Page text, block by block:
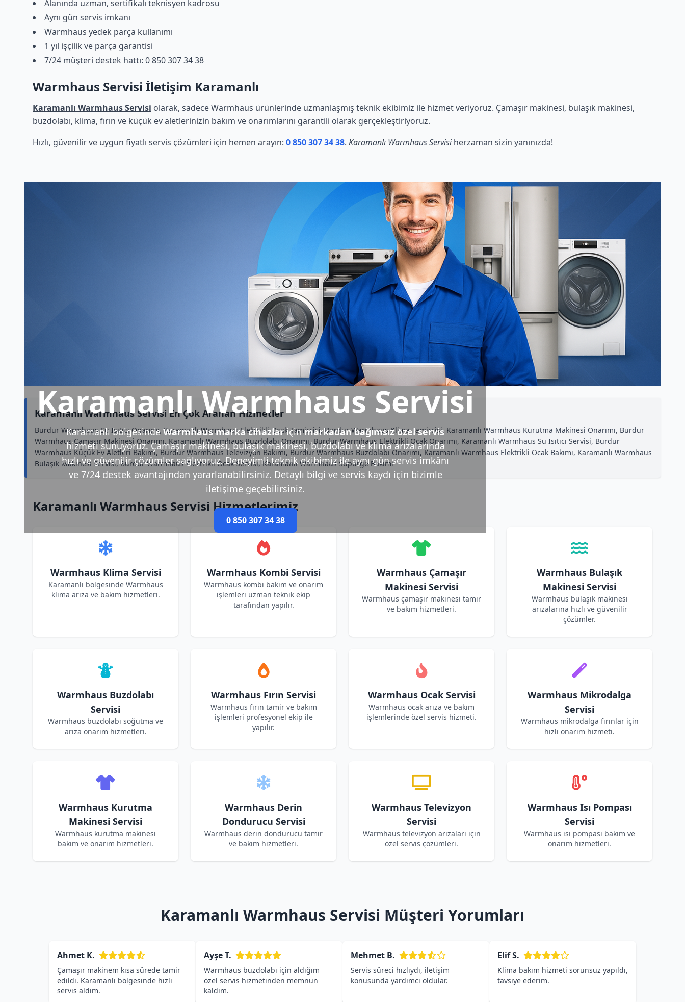
Alanında uzman, sertifikalı teknisyen kadrosu
Aynı gün servis imkanı
Warmhaus yedek parça kullanımı
1 yıl işçilik ve parça garantisi
7/24 müşteri destek hattı: 0 850 307 34 38
Warmhaus Servisi İletişim Karamanlı
Karamanlı Warmhaus Servisi olarak, sadece Warmhaus ürünlerinde uzmanlaşmış teknik ekibimiz ile hizmet veriyoruz. Çamaşır makinesi, bulaşık makinesi,
buzdolabı, klima, fırın ve küçük ev aletlerinizin bakım ve onarımlarını garantili olarak gerçekleştiriyoruz.
Hızlı, güvenilir ve uygun fiyatlı servis çözümleri için hemen arayın: 0 850 307 34 38. Karamanlı Warmhaus Servisiherzaman sizin yanınızda!
Karamanlı Warmhaus Servisi
Karamanlı bölgesindeWarmhaus marka cihazlariçinmarkadan bağımsız özel servis
hizmeti sunuyoruz. Çamaşır makinesi, bulaşık makinesi, buzdolabı ve klima arızalarında
hızlı ve güvenilir çözümler sağlıyoruz. Deneyimli teknik ekibimiz ile aynı gün servis imkânı
ve 7/24 destek avantajından yararlanabilirsiniz. Detaylı bilgi ve servis kaydı için bizimle
iletişime geçebilirsiniz.
0 850 307 34 38
Karamanlı Warmhaus Servisi En Çok Aranan Hizmetler
Burdur Warmhaus Su Isıtıcı Onarımı, Karamanlı Warmhaus Elektrikli Ocak Tamircisi, Burdur Warmhaus Klima Tamircisi, Karamanlı Warmhaus Kurutma Makinesi Onarımı, Burdur
Warmhaus Çamaşır Makinesi Onarımı, Karamanlı Warmhaus Buzdolabı Onarımı, Burdur Warmhaus Elektrikli Ocak Onarımı, Karamanlı Warmhaus Su Isıtıcı Servisi, Burdur
Warmhaus Küçük Ev Aletleri Bakımı, Burdur Warmhaus Televizyon Bakımı, Burdur Warmhaus Buzdolabı Onarımı, Karamanlı Warmhaus Elektrikli Ocak Bakımı, Karamanlı Warmhaus
Bulaşık Makinesi Servisi, Burdur Warmhaus Elektrikli Ocak Servisi, Karamanlı Warmhaus Süpürge Bakımı
Karamanlı Warmhaus Servisi Hizmetlerimiz
Warmhaus Klima Servisi
Karamanlı bölgesinde Warmhaus
klima arıza ve bakım hizmetleri.
Warmhaus Kombi Servisi
Warmhaus kombi bakım ve onarım
işlemleri uzman teknik ekip
tarafından yapılır.
Warmhaus Çamaşır
Makinesi Servisi
Warmhaus çamaşır makinesi tamir
ve bakım hizmetleri.
Warmhaus Bulaşık
Makinesi Servisi
Warmhaus bulaşık makinesi
arızalarına hızlı ve güvenilir
çözümler.
Warmhaus Buzdolabı
Servisi
Warmhaus buzdolabı soğutma ve
arıza onarım hizmetleri.
Warmhaus Fırın Servisi
Warmhaus fırın tamir ve bakım
işlemleri profesyonel ekip ile
yapılır.
Warmhaus Ocak Servisi
Warmhaus ocak arıza ve bakım
işlemlerinde özel servis hizmeti.
Warmhaus Mikrodalga
Servisi
Warmhaus mikrodalga fırınlar için
hızlı onarım hizmeti.
Warmhaus Kurutma
Makinesi Servisi
Warmhaus kurutma makinesi
bakım ve onarım hizmetleri.
Warmhaus Derin
Dondurucu Servisi
Warmhaus derin dondurucu tamir
ve bakım hizmetleri.
Warmhaus Televizyon
Servisi
Warmhaus televizyon arızaları için
özel servis çözümleri.
Warmhaus Isı Pompası
Servisi
Warmhaus ısı pompası bakım ve
onarım hizmetleri.
Karamanlı Warmhaus Servisi Müşteri Yorumları
Ahmet K.
Çamaşır makinem kısa sürede tamir
edildi. Karamanlı bölgesinde hızlı
servis aldım.
Ayşe T.
Warmhaus buzdolabı için aldığım
özel servis hizmetinden memnun
kaldım.
Mehmet B.
Servis süreci hızlıydı, iletişim
konusunda yardımcı oldular.
Elif S.
Klima bakım hizmeti sorunsuz yapıldı,
tavsiye ederim.